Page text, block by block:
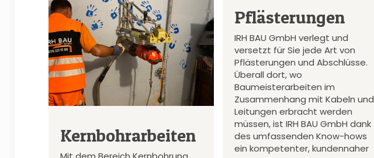
Kernbohrarbeiten
Pflästerungen
IRH BAU GmbH verlegt und
versetzt für Sie jede Art von
Pflästerungen und Abschlüsse.
Überall dort, wo
Baumeisterarbeiten im
Zusammenhang mit Kabeln und
Leitungen erbracht werden
müssen, ist IRH BAU GmbH dank
des umfassenden Know-hows
ein kompetenter, kundennaher